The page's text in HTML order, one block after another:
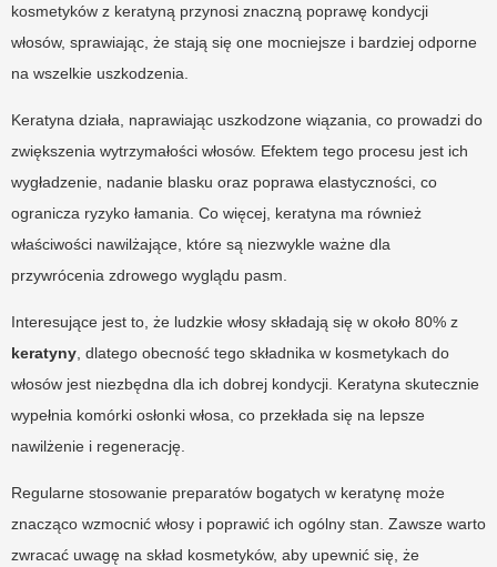
kosmetyków z keratyną przynosi znaczną poprawę kondycji
włosów, sprawiając, że stają się one mocniejsze i bardziej odporne
na wszelkie uszkodzenia.
Keratyna działa, naprawiając uszkodzone wiązania, co prowadzi do
zwiększenia wytrzymałości włosów. Efektem tego procesu jest ich
wygładzenie, nadanie blasku oraz poprawa elastyczności, co
ogranicza ryzyko łamania. Co więcej, keratyna ma również
właściwości nawilżające, które są niezwykle ważne dla
przywrócenia zdrowego wyglądu pasm.
Interesujące jest to, że ludzkie włosy składają się w około 80% z
keratyny , dlatego obecność tego składnika w kosmetykach do
włosów jest niezbędna dla ich dobrej kondycji. Keratyna skutecznie
wypełnia komórki osłonki włosa, co przekłada się na lepsze
nawilżenie i regenerację.
Regularne stosowanie preparatów bogatych w keratynę może
znacząco wzmocnić włosy i poprawić ich ogólny stan. Zawsze warto
zwracać uwagę na skład kosmetyków, aby upewnić się, że